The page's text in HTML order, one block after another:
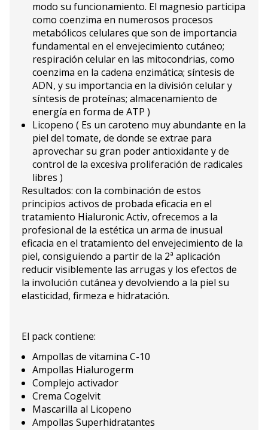
modo su funcionamiento. El magnesio participa
como coenzima en numerosos procesos
metabólicos celulares que son de importancia
fundamental en el envejecimiento cutáneo;
respiración celular en las mitocondrias, como
coenzima en la cadena enzimática; síntesis de
ADN, y su importancia en la división celular y
síntesis de proteínas; almacenamiento de
energía en forma de ATP )
Licopeno ( Es un caroteno muy abundante en la
piel del tomate, de donde se extrae para
aprovechar su gran poder antioxidante y de
control de la excesiva proliferación de radicales
libres )
Resultados: con la combinación de estos
principios activos de probada eficacia en el
tratamiento Hialuronic Activ, ofrecemos a la
profesional de la estética un arma de inusual
eficacia en el tratamiento del envejecimiento de la
piel, consiguiendo a partir de la 2ª aplicación
reducir visiblemente las arrugas y los efectos de
la involución cutánea y devolviendo a la piel su
elasticidad, firmeza e hidratación.
El pack contiene:
Ampollas de vitamina C-10
Ampollas Hialurogerm
Complejo activador
Crema Cogelvit
Mascarilla al Licopeno
Ampollas Superhidratantes